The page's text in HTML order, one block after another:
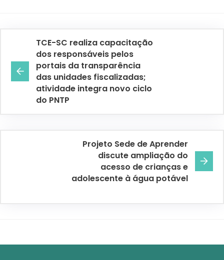
TCE-SC realiza capacitação
dos responsáveis pelos
portais da transparência
das unidades fiscalizadas;
atividade integra novo ciclo
do PNTP
Projeto Sede de Aprender
discute ampliação do
acesso de crianças e
adolescente à água potável